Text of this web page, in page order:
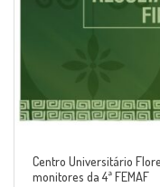
Centro Universitário
monitores da 4ª FEMAF